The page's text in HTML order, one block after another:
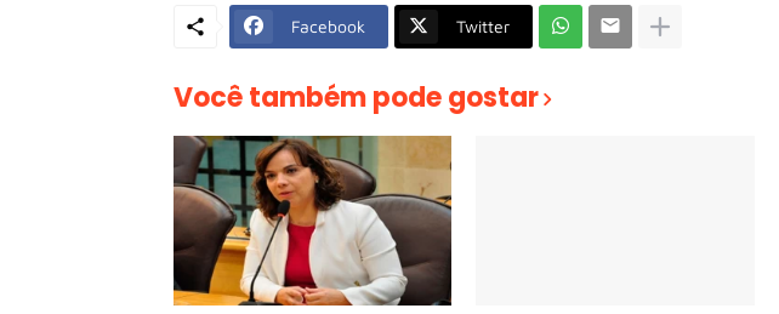
Facebook Twitter
Você também pode gostar